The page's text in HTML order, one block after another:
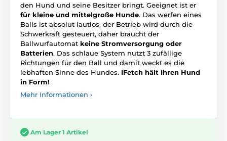
den Hund und seine Besitzer bringt. Geeignet ist er
für kleine und mittelgroße Hunde. Das werfen eines
Balls ist absolut lautlos, der Betrieb wird durch die
Schwerkraft gesteuert, daher braucht der
Ballwurfautomat keine Stromversorgung oder
Batterien. Das schlaue System nutzt 3 zufällige
Richtungen für den Ball und damit weckt es die
lebhaften Sinne des Hundes. IFetch hält Ihren Hund
in Form!
Mehr Informationen ›
Am Lager 1 Artikel